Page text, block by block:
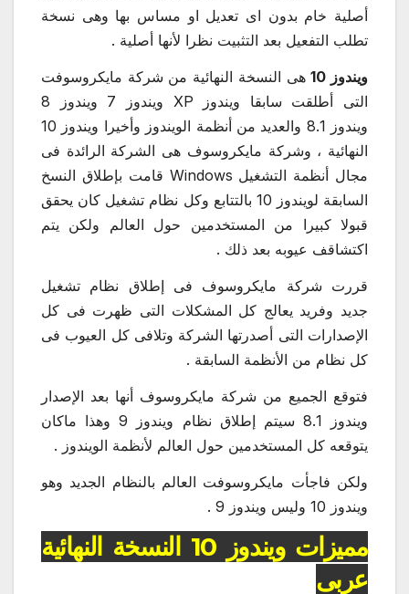
أصلية خام بدون اى تعديل او مساس بها وهى نسخة
تطلب التفعيل بعد التثبيت نظرا لأنها أصلية .
ويندوز 10
هى النسخة النهائية من شركة مايكروسوفت
التى أطلقت سابقا ويندوز XP ويندوز 7 ويندوز 8
ويندوز 8.1 والعديد من أنظمة الويندوز وأخيرا ويندوز 10
النهائية ، وشركة مايكروسوف هى الشركة الرائدة فى
مجال أنظمة التشغيل Windows قامت بإطلاق النسخ
السابقة لويندوز 10 بالتتابع وكل نظام تشغيل كان يحقق
قبولا كبيرا من المستخدمين حول العالم ولكن يتم
اكتشاقف عيوبه بعد ذلك .
قررت شركة مايكروسوف فى إطلاق نظام تشغيل
جديد وفريد يعالج كل المشكلات التى ظهرت فى كل
الإصدارات التى أصدرتها الشركة وتلافى كل العيوب فى
كل نظام من الأنظمة السابقة .
فتوقع الجميع من شركة مايكروسوف أنها بعد الإصدار
ويندوز 8.1 سيتم إطلاق نظام ويندوز 9 وهذا ماكان
يتوقعه كل المستخدمين حول العالم لأنظمة الويندوز .
ولكن فاجأت مايكروسوفت العالم بالنظام الجديد وهو
ويندوز 10 وليس ويندوز 9 .
مميزات ويندوز 10 النسخة النهائية
عربى